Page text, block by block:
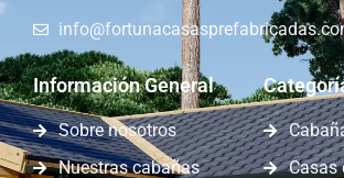
Información General
Sobre nosotros
Nuestras cabañas
Casas